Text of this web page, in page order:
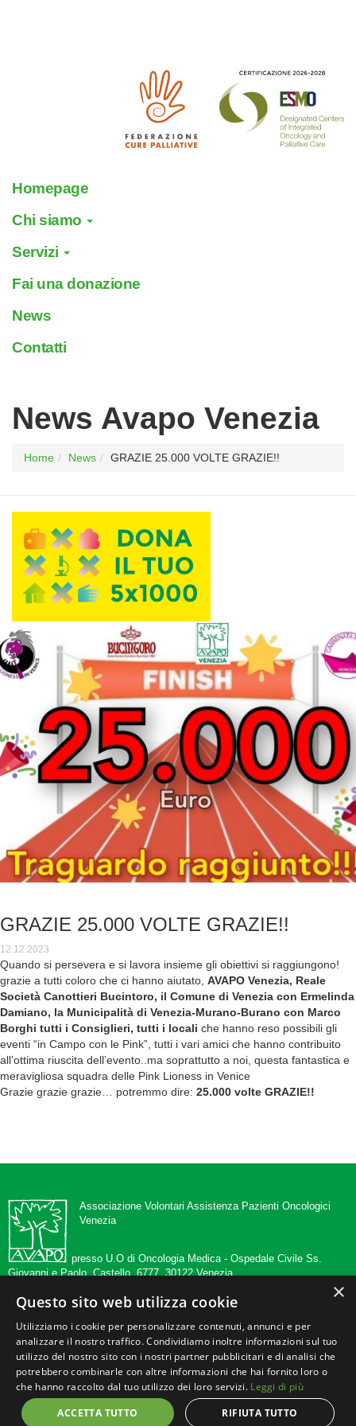
Homepage
Chi siamo
Servizi
Fai una donazione
News
Contatti
News Avapo Venezia
Home News GRAZIE 25.000 VOLTE GRAZIE!!
GRAZIE 25.000 VOLTE GRAZIE!!
12.12.2023
Quando si persevera e si lavora insieme gli obiettivi si raggiungono!
grazie a tutti coloro che ci hanno aiutato, AVAPO Venezia, Reale
Società Canottieri Bucintoro, il Comune di Venezia con Ermelinda
Damiano, la Municipalità di Venezia-Murano-Burano con Marco
Borghi tutti i Consiglieri, tutti i locali che hanno reso possibili gli
eventi “in Campo con le Pink”, tutti i vari amici che hanno contribuito
all’ottima riuscita dell’evento..ma soprattutto a noi, questa fantastica e
meravigliosa squadra delle Pink Lioness in Venice
Grazie grazie grazie… potremmo dire: 25.000 volte GRAZIE!!
Associazione Volontari Assistenza Pazienti Oncologici
Venezia
presso U.O di Oncologia Medica - Ospedale Civile Ss.
Giovanni e Paolo, Castello, 6777, 30122 Venezia
tel 041 5294546
info@avapovenezia.org
www.avapovenezia.org
c.f./p.iva 02351200270
c/c postale n. 12137303
c/c Intesa San Paolo SPA.
IBAN IT02 U 03069 02117 074000620840 intestati all'A.V.A.P.O VENEZIA
×
Questo sito web utilizza cookie
Utilizziamo i cookie per personalizzare contenuti, annunci e per
analizzare il nostro traffico. Condividiamo inoltre informazioni sul tuo
utilizzo del nostro sito con i nostri partner pubblicitari e di analisi che
potrebbero combinarle con altre informazioni che hai fornito loro o
che hanno raccolto dal tuo utilizzo dei loro servizi. Leggi di più
ACCETTA TUTTO
RIFIUTA TUTTO